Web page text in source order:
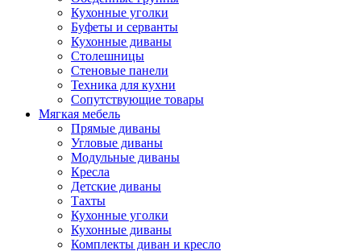
Кухонные уголки
Буфеты и серванты
Кухонные диваны
Столешницы
Стеновые панели
Техника для кухни
Сопутствующие товары
Мягкая мебель
Прямые диваны
Угловые диваны
Модульные диваны
Кресла
Детские диваны
Тахты
Кухонные уголки
Кухонные диваны
Комплекты диван и кресло